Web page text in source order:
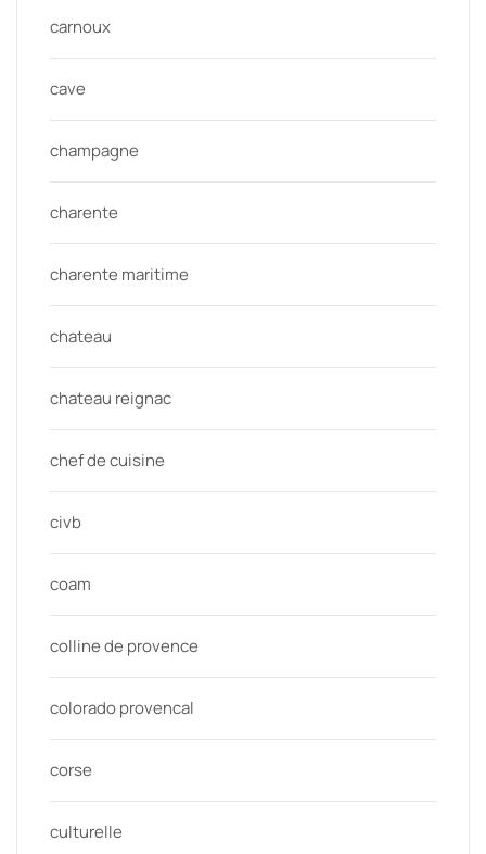
carnoux
cave
champagne
charente
charente maritime
chateau
chateau reignac
chef de cuisine
civb
coam
colline de provence
colorado provencal
corse
culturelle